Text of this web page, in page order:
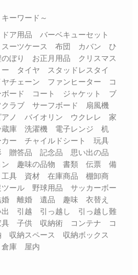
ーワード～
ア用品 バーベキューセット
ーツケース 布団 カバン ひ
ぼり お正月用品 クリスマス
ー タイヤ スタッドレスタイ
チェーン ファンヒーター コ
ード コート ジャケット ブ
ラブ サーフボード 扇風機
ノ バイオリン ウクレレ 家
庫 洗濯機 電子レンジ 机
カー チャイルドシート 玩具
贈答品 記念品 思い出の品
ン 趣味の品物 書類 伝票 備
具 資材 在庫商品 棚卸商
ール 野球用品 サッカーボー
婚 離婚 遺品 趣味 衣替え
引越 引っ越し 引っ越し難
具 子供 収納術 コンテナ コ
収納スペース 収納ボックス
庫 屋内